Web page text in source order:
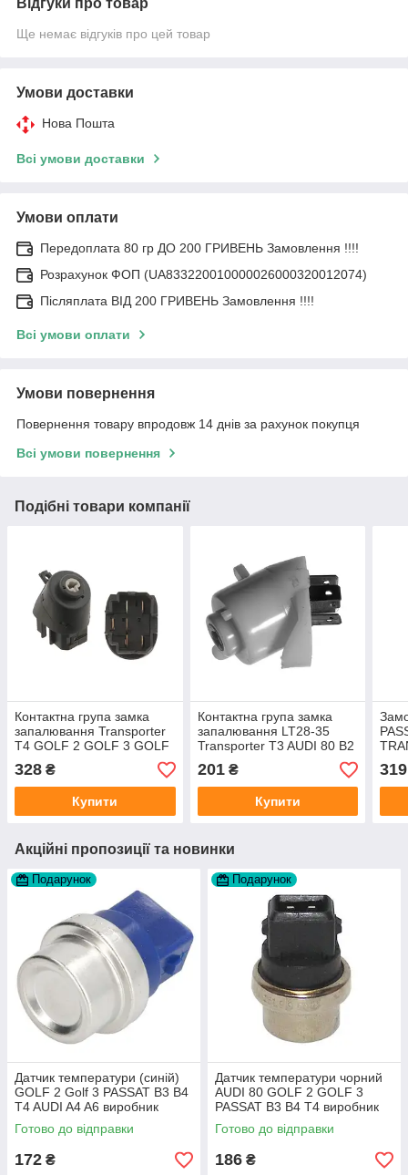
Ще немає відгуків про цей товар
Умови доставки
Нова Пошта
Всі умови доставки
Умови оплати
Передоплата 80 гр ДО 200 ГРИВЕНЬ Замовлення !!!!
Розрахунок ФОП (UA833220010000026000320012074)
Післяплата ВІД 200 ГРИВЕНЬ Замовлення !!!!
Всі умови оплати
Умови повернення
Повернення товару впродовж 14 днів за рахунок покупця
Всі умови повернення
Подібні товари компанії
Контактна група замка
запалювання Transporter
T4 GOLF 2 GOLF 3 GOLF
4 PASSAT B3 B4 VENTO
виробник MEYLE
328 ₴
Купити
Контактна група замка
запалювання LT28-35
Transporter T3 AUDI 80 B2
GOLF 2
201₴
Купити
319
Акційні пропозиції та новинки
Подарунок
Датчик температури (синій)
GOLF 2 Golf 3 PASSAT B3 B4
T4 AUDI A4 A6 виробник
Topran Німеччина
Готово до відправки
172 ₴
Подарунок
Датчик температури чорний
AUDI 80 GOLF 2 GOLF 3
PASSAT B3 B4 T4 виробник
TOPRAN Німеччина
Готово до відправки
186 ₴